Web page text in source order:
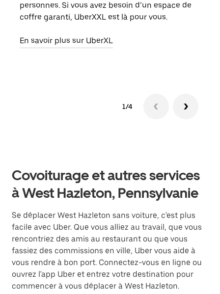
personnes. Si vous avez besoin d’un espace de
coffre garanti, UberXXL est là pour vous.
En savoir plus sur UberXL
1/4
Covoiturage et autres services
à West Hazleton, Pennsylvanie
Se déplacer West Hazleton sans voiture, c'est plus
facile avec Uber. Que vous alliez au travail, que vous
rencontriez des amis au restaurant ou que vous
fassiez des commissions en ville, Uber vous aide à
vous rendre à bon port. Connectez-vous en ligne ou
ouvrez l'app Uber et entrez votre destination pour
commencer à vous déplacer à West Hazleton.